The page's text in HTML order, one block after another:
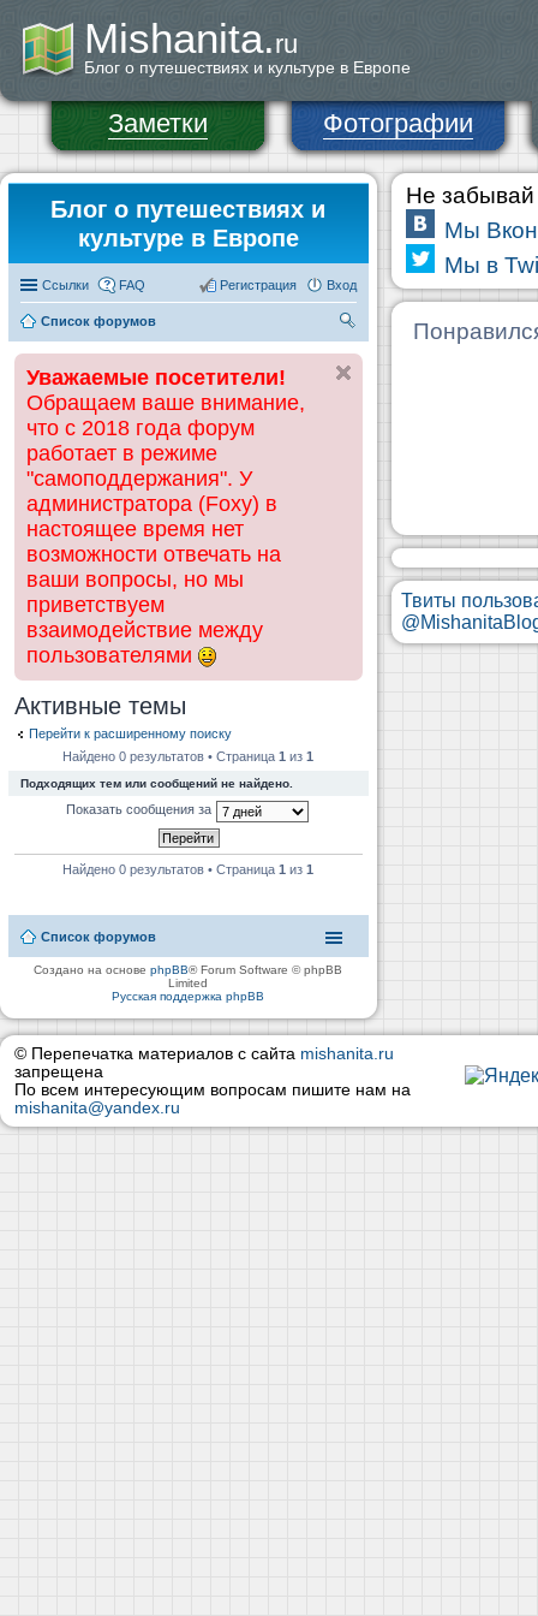
Mishanita.ru
Блог о путешествиях и культуре в Европе
Заметки Фотографии
Блог о путешествиях и
культуре в Европе
Ссылки FAQ Вход
Регистрация
Список форумов
ск
Уважаемые посетители!
Обращаем ваше внимание,
что с 2018 года форум
работает в режиме
"самоподдержания". У
администратора (Foxy) в
настоящее время нет
возможности отвечать на
ваши вопросы, но мы
приветствуем
взаимодействие между
пользователями
Активные темы
Перейти к расширенному поиску
Найдено 0 результатов • Страница1 из1
Подходящих тем или сообщений не найдено.
Показать сообщения за
Найдено 0 результатов • Страница1 из1
Список форумов
Создано на основеphpBB® Forum Software © phpBB
Limited
Русская поддержка phpBB
Не забывай
Мы
Мы в
Твиты
© Перепечатка материалов с сайта mishanita.ru
запрещена
По всем интересующим вопросам пишите нам на
mishanita@yandex.ru